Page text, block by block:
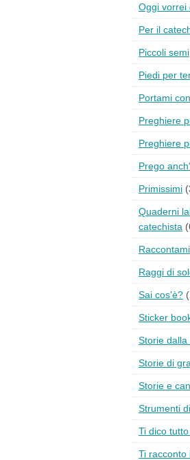
Oggi vorrei
Per il
Piccoli semi
Piedi per
Portami
Preghiere
Preghiere
Prego
Primissimi
Quaderni
catechista
Raggi di
Sai cos'è?
Sticker
Storie dalla
Storie di
Storie e
Strumenti
Ti dico tutto
Ti racconto